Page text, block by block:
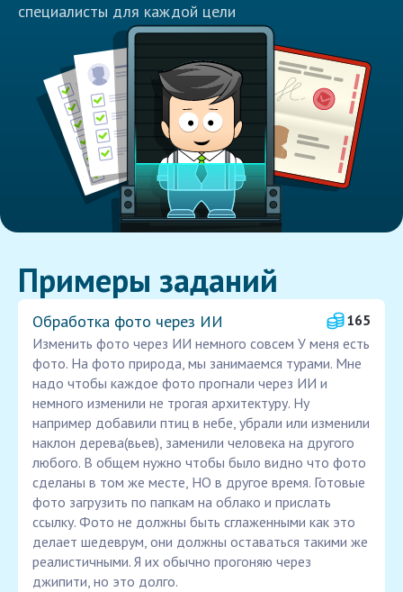
специалисты для каждой цели
Примеры заданий
Обработка фото через ИИ
165
Изменить фото через ИИ немного совсем У меня есть
фото. На фото природа, мы занимаемся турами. Мне
надо чтобы каждое фото прогнали через ИИ и
немного изменили не трогая архитектуру. Ну
например добавили птиц в небе, убрали или изменили
наклон дерева(вьев), заменили человека на другого
любого. В общем нужно чтобы было видно что фото
сделаны в том же месте, НО в другое время. Готовые
фото загрузить по папкам на облако и прислать
ссылку. Фото не должны быть сглаженными как это
делает шедеврум, они должны оставаться такими же
реалистичными. Я их обычно прогоняю через
джипити, но это долго.